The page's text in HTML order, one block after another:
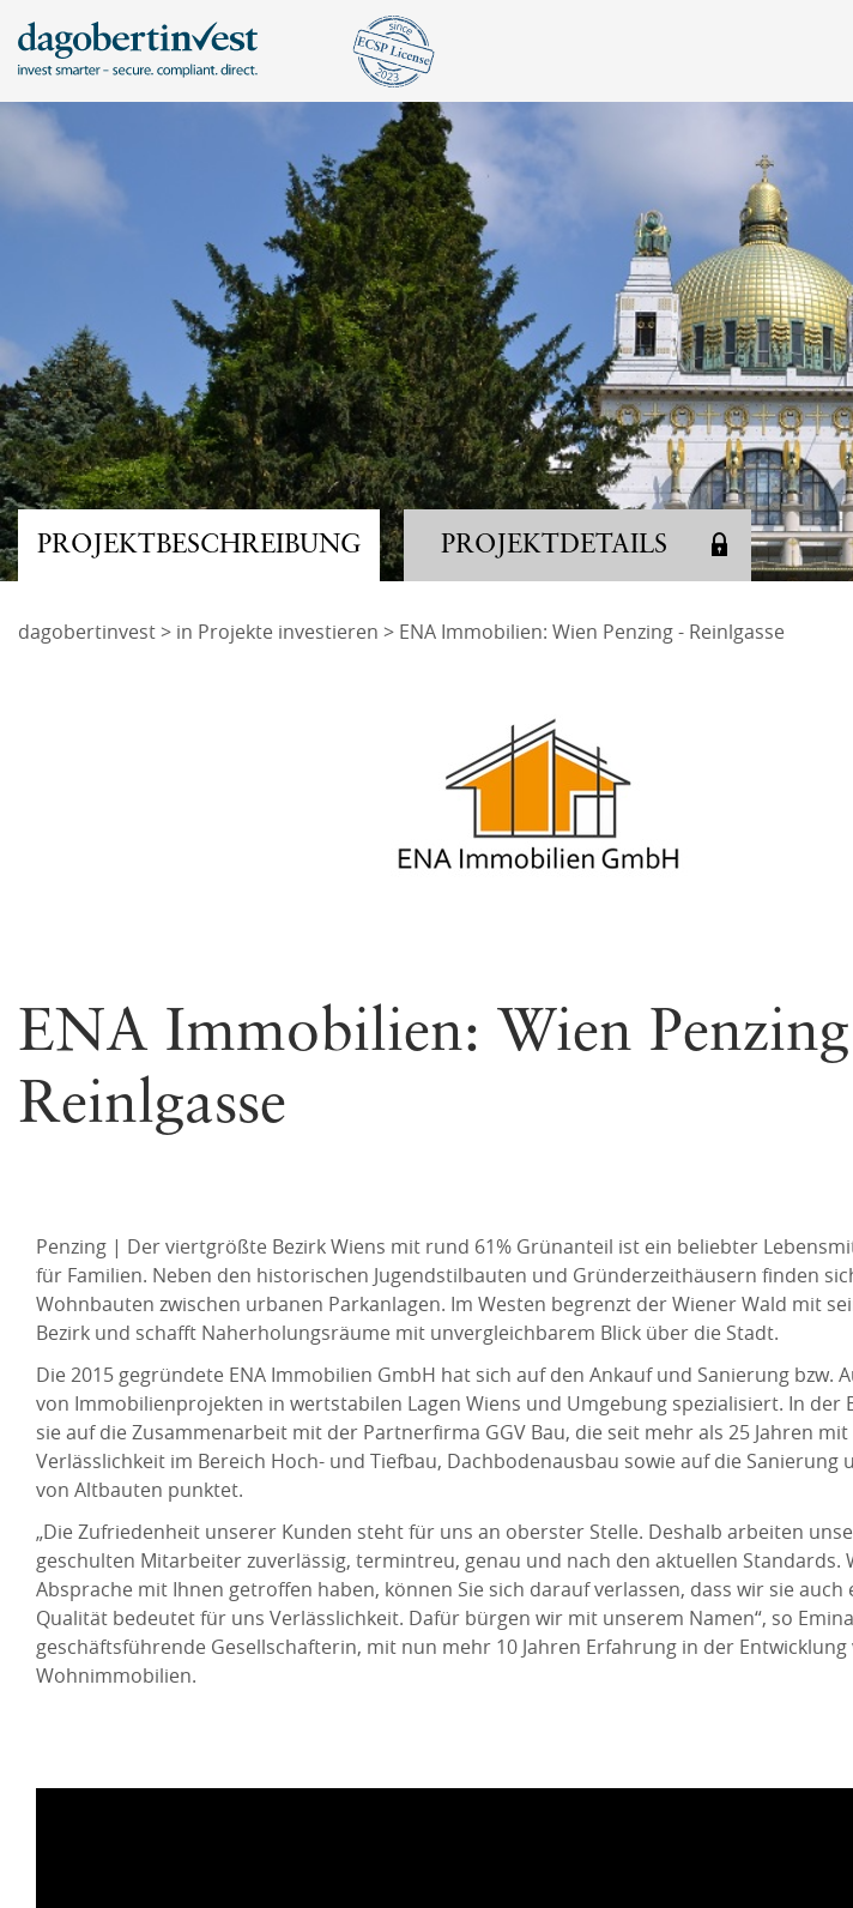
KONTAKT
Tel.: +43 720 072 821
hello@dagobertinvest.com
dagobertinvest gmbh
ANMELDEN
Mit bestehendem Konto anmelden
PROJEKTBESCHREIBUNG PROJEKTDETAILS
dagobertinvest> in Projekte investieren > ENA Immobilien: Wien Penzing - Reinlgasse
ENA Immobilien: Wien
Reinlgasse
Penzing | Der viertgrößte Bezirk Wiens mit rund 61% Grünanteil ist ein beliebter
für Familien. Neben den historischen Jugendstilbauten und Gründerzeithäusern finden
Wohnbauten zwischen urbanen Parkanlagen. Im Westen begrenzt der Wiener Wald mit
Bezirk und schafft Naherholungsräume mit unvergleichbarem Blick über die Stadt.
Die 2015 gegründete ENA Immobilien GmbH hat sich auf den Ankauf und Sanierung bzw.
von Immobilienprojekten in wertstabilen Lagen Wiens und Umgebung spezialisiert. In der
sie auf die Zusammenarbeit mit der Partnerfirma GGV Bau, die seit mehr als 25 Jahren
Verlässlichkeit im Bereich Hoch- und Tiefbau, Dachbodenausbau sowie auf die Sanierung
von Altbauten punktet.
„Die Zufriedenheit unserer Kunden steht für uns an oberster Stelle. Deshalb arbeiten
geschulten Mitarbeiter zuverlässig, termintreu, genau und nach den aktuellen Standards.
Absprache mit Ihnen getroffen haben, können Sie sich darauf verlassen, dass wir sie auch
Qualität bedeutet für uns Verlässlichkeit. Dafür bürgen wir mit unserem Namen“, so
geschäftsführende Gesellschafterin, mit nun mehr 10 Jahren Erfahrung in der Entwicklung
Wohnimmobilien.